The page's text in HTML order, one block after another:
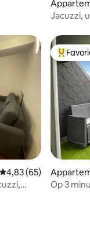
nvalira
Jacuzzi,
Gemiddelde
4,83 (65)
valira
Op 3